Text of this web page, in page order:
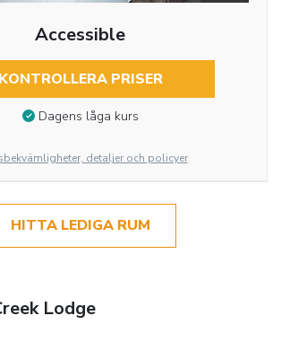
Accessible
KONTROLLERA PRISER
Dagens låga kurs
detaljer och policyer
HITTA LEDIGA RUM
Lodge